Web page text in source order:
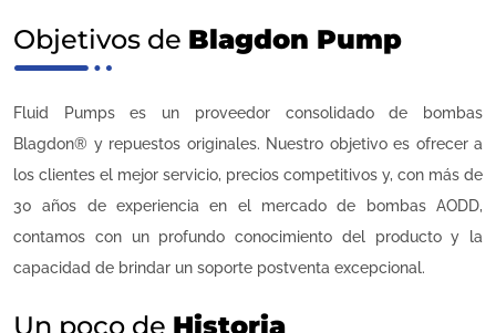
Objetivos de Blagdon Pump
Fluid Pumps es un proveedor consolidado de bombas
Blagdon® y repuestos originales. Nuestro objetivo es ofrecer a
los clientes el mejor servicio, precios competitivos y, con más de
30 años de experiencia en el mercado de bombas AODD,
contamos con un profundo conocimiento del producto y la
capacidad de brindar un soporte postventa excepcional.
Un poco de Historia